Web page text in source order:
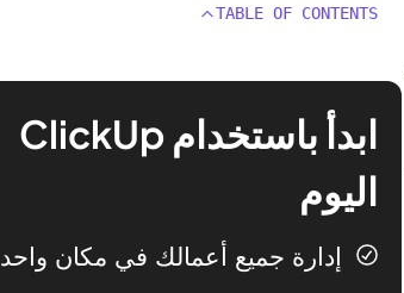
TABLE OF CONTENTS
ابدأ باستخدام ClickUp
اليوم
إدارة جميع أعمالك في مكان واحد